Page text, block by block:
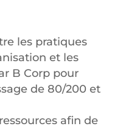
les pratiques
et les
B Corp pour
de 80/200 et
afin de